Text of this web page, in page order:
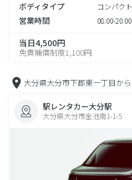
ボディタイプ コンパクト
営業時間 08:00-20:00
当日4,500円
免責補償制度1,100円
大分県大分市下郡東一丁目から
駅レンタカー大分駅
大分県大分市金池南1-1-5